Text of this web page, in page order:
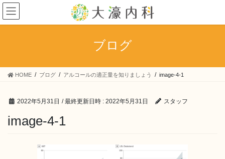
コ
ン
テ
ス
ナ
ビ
ゲ
ン
ブログ
HOME ブログ アルコールの適正量を知りましょう image-4-1
2022年5月31日 / 最終更新日時 : 2022年5月31日 スタッフ
image-4-1